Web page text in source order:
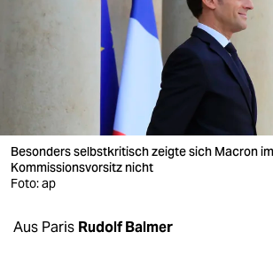
nord
wahrheit
verlag
verlag
veranstaltungen
Besonders selbstkritisch zeigte sich Macron
Kommissionsvorsitz nicht
Foto: ap
Aus Paris Rudolf Balmer